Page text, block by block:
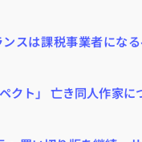
スは課税事業者にな
クト」 亡き同人作家